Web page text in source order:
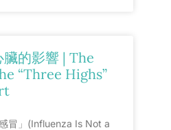
臟的影響 | The
“Three Highs”
冒」(Influenza Is Not a